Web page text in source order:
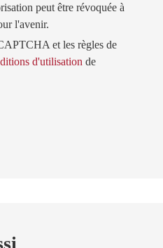
peut être révoquée à
l'avenir.
et les règles de
d'utilisation de